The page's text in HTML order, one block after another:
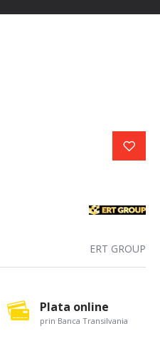
ERT GROUP
Plata online
prin Banca Transilvania